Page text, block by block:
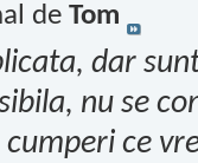
de Tom
dar
nu se
ce